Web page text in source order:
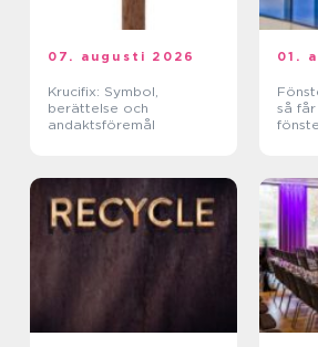
07. augusti 2026
Krucifix: Symbol,
berättelse och
andaktsföremål
01.
så